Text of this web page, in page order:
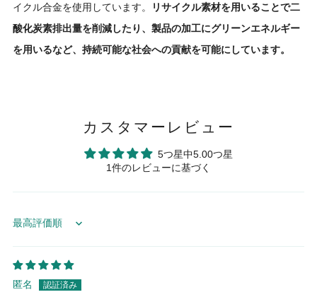
イクル合金を使用しています。
リサイクル素材を用いることで二
酸化炭素排出量を削減したり、製品の加工にグリーンエネルギー
を用いるなど、持続可能な社会への貢献を可能にしています。
カスタマーレビュー
5つ星中5.00つ星
1件のレビューに基づく
Sort by
匿名